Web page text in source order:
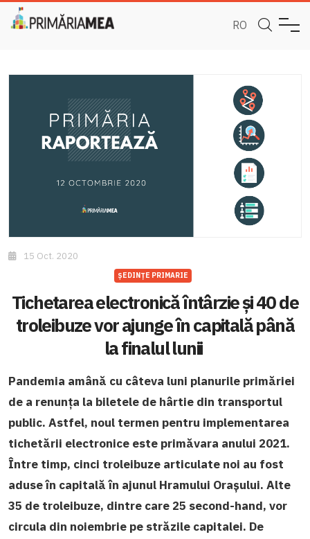
RO
15 Oct. 2020
ȘEDINȚE PRIMARIE
Tichetarea electronică întârzie și 40 de
troleibuze vor ajunge în capitală până
la finalul lunii
Pandemia amână cu câteva luni planurile primăriei
de a renunța la biletele de hârtie din transportul
public. Astfel, noul termen pentru implementarea
tichetării electronice este primăvara anului 2021.
Între timp, cinci troleibuze articulate noi au fost
aduse în capitală în ajunul Hramului Orașului. Alte
35 de troleibuze, dintre care 25 second-hand, vor
circula din noiembrie pe străzile capitalei. De